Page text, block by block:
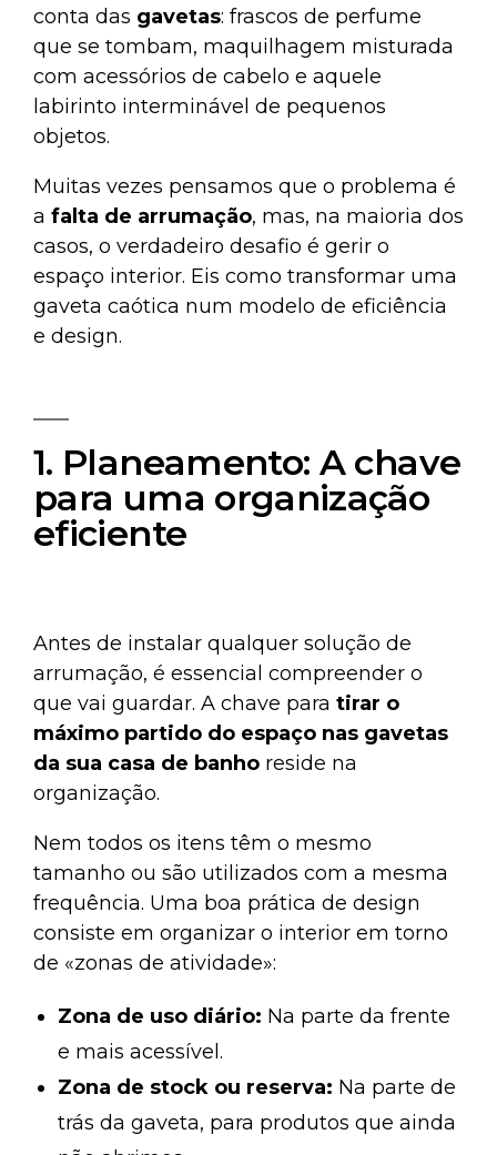
conta das gavetas: frascos de perfume
que se tombam, maquilhagem misturada
com acessórios de cabelo e aquele
labirinto interminável de pequenos
objetos.
Muitas vezes pensamos que o problema é
a falta de arrumação, mas, na maioria dos
casos, o verdadeiro desafio é gerir o
espaço interior. Eis como transformar uma
gaveta caótica num modelo de eficiência
e design.
1. Planeamento: A chave
para uma organização
eficiente
Antes de instalar qualquer solução de
arrumação, é essencial compreender o
que vai guardar. A chave para tirar o
máximo partido do espaço nas gavetas
da sua casa de banho reside na
organização.
Nem todos os itens têm o mesmo
tamanho ou são utilizados com a mesma
frequência. Uma boa prática de design
consiste em organizar o interior em torno
de «zonas de atividade»:
Zona de uso diário: Na parte da frente
e mais acessível.
Zona de stock ou reserva: Na parte de
trás da gaveta, para produtos que ainda